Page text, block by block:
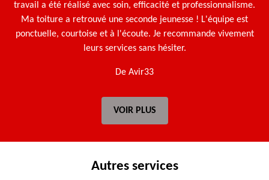
travail a été réalisé avec soin, efficacité et professionnalisme.
Ma toiture a retrouvé une seconde jeunesse ! L'équipe est
ponctuelle, courtoise et à l'écoute. Je recommande vivement
leurs services sans hésiter.
De Avir33
VOIR PLUS
Autres services